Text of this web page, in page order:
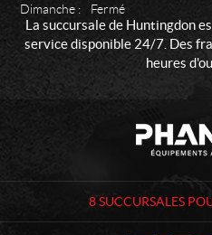
Dimanche :
Fermé
La succursale de Huntingdon
service disponible 24/7. Des
heures
t
c
n
u
8 SUCCURSALES